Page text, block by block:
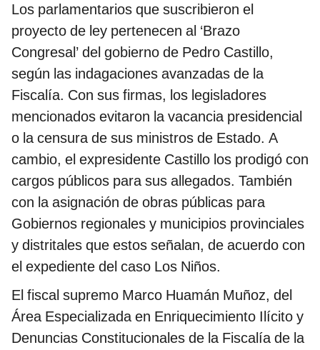
Los parlamentarios que suscribieron el
proyecto de ley pertenecen al ‘Brazo
Congresal’ del gobierno de Pedro Castillo,
según las indagaciones avanzadas de la
Fiscalía. Con sus firmas, los legisladores
mencionados evitaron la vacancia presidencial
o la censura de sus ministros de Estado. A
cambio, el expresidente Castillo los prodigó con
cargos públicos para sus allegados. También
con la asignación de obras públicas para
Gobiernos regionales y municipios provinciales
y distritales que estos señalan, de acuerdo con
el expediente del caso Los Niños.
El fiscal supremo Marco Huamán Muñoz, del
Área Especializada en Enriquecimiento Ilícito y
Denuncias Constitucionales de la Fiscalía de la